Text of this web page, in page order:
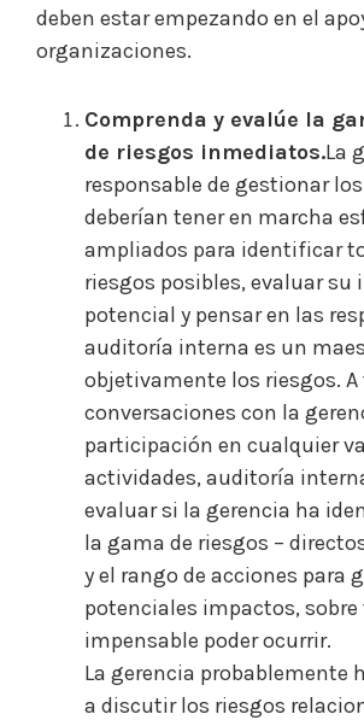
deben estar empezando en el
organizaciones.
Comprenda y evalúe la
de riesgos inmediatos.La
responsable de gestionar los
deberían tener en marcha
ampliados para identificar
riesgos posibles, evaluar su
potencial y pensar en las
auditoría interna es un
objetivamente los riesgos. A
conversaciones con la
participación en cualquier
actividades, auditoría
evaluar si la gerencia ha
la gama de riesgos –
y el rango de acciones para
potenciales impactos, sobre
impensable poder ocurrir.
La gerencia probablemente
a discutir los riesgos